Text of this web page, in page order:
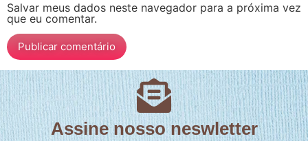
Salvar meus dados neste navegador para a próxima vez
que eu comentar.
Assine nosso neswletter